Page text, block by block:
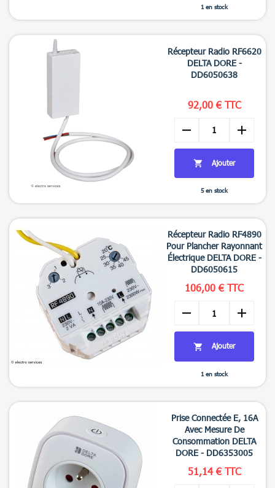
Aperçu rapide
1 en stock

Récepteur Radio RF6620
DELTA DORE -
DD6050638
92,00 € TTC
remove add
 Ajouter
5 en stock

Récepteur Radio RF4890
Pour Plancher Rayonnant
Électrique DELTA DORE -
DD6050615
106,00 € TTC
remove add
 Ajouter
1 en stock
Prise Connectée E, 16A
Avec Mesure De
Consommation DELTA
DORE - DD6353005
51,14 € TTC